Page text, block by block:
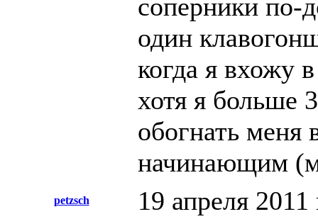
соперники по-
один
когда я вхожу
хотя я больше
обогнать меня
начинающим
petzsch 19 апреля